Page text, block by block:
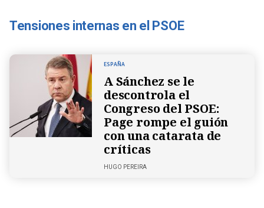
Tensiones internas en el PSOE
ESPAÑA
A Sánchez se le
descontrola el
Congreso del PSOE:
Page rompe el guión
con una catarata de
críticas
HUGO PEREIRA